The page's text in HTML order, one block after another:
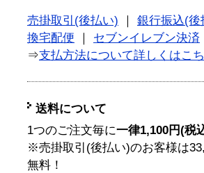
売掛取引(後払い)
銀行振込(後
換宅配便
セブンイレブン決済
⇒支払方法について詳しくはこ
送料について
1つのご注文毎に一律1,100円(税
※売掛取引(後払い)のお客様は
無料！